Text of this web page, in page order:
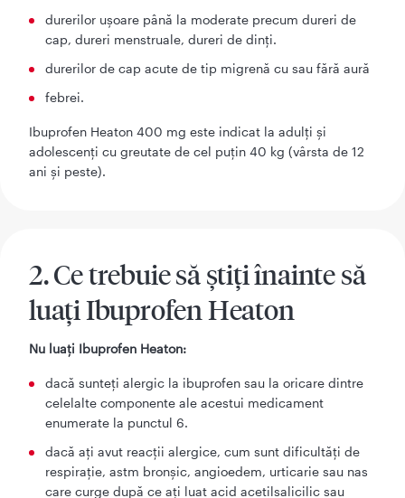
durerilor ușoare până la moderate precum dureri de
cap, dureri menstruale, dureri de dinți.
durerilor de cap acute de tip migrenă cu sau fără aură
febrei.
Ibuprofen Heaton 400 mg este indicat la adulți și
adolescenți cu greutate de cel puțin 40 kg (vârsta de 12
ani și peste).
2. Ce trebuie să știți înainte să
luați Ibuprofen Heaton
Nu luați Ibuprofen Heaton:
dacă sunteți alergic la ibuprofen sau la oricare dintre
celelalte componente ale acestui medicament
enumerate la punctul 6.
dacă ați avut reacții alergice, cum sunt dificultăți de
respirație, astm bronșic, angioedem, urticarie sau nas
care curge după ce ați luat acid acetilsalicilic sau